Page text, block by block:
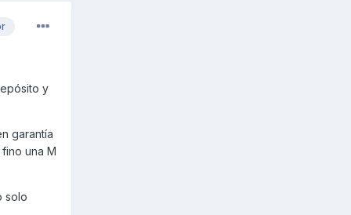
y
garantía
una M
solo